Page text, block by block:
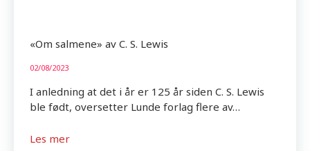
«Om salmene» av C. S. Lewis
02/08/2023
I anledning at det i år er 125 år siden C. S. Lewis
ble født, oversetter Lunde forlag flere av…
Les mer